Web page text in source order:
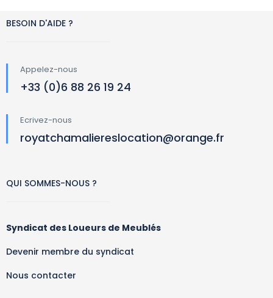
BESOIN D'AIDE ?
Appelez-nous
+33 (0)6 88 26 19 24
Ecrivez-nous
royatchamaliereslocation@orange.fr
QUI SOMMES-NOUS ?
Syndicat des Loueurs de Meublés
Devenir membre du syndicat
Nous contacter